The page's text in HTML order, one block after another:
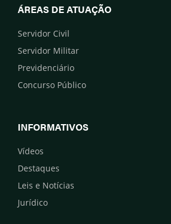
ÁREAS DE ATUAÇÃO
Servidor Civil
Servidor Militar
Previdenciário
Concurso Público
INFORMATIVOS
Vídeos
Destaques
Leis e Notícias
Jurídico